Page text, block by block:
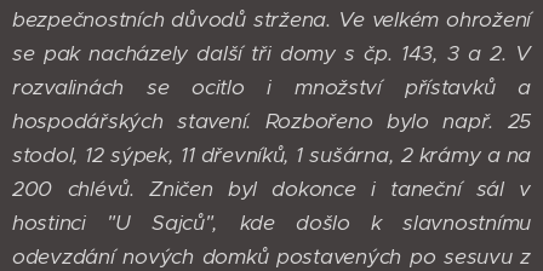
bezpečnostních důvodů stržena. Ve velkém ohrožení
se pak nacházely další tři domy s čp. 143, 3 a 2. V
rozvalinách se ocitlo i množství přístavků a
hospodářských stavení. Rozbořeno bylo např. 25
stodol, 12 sýpek, 11 dřevníků, 1 sušárna, 2 krámy a na
200 chlévů. Zničen byl dokonce i taneční sál v
hostinci "U Sajců", kde došlo k slavnostnímu
odevzdání nových domků postavených po sesuvu z